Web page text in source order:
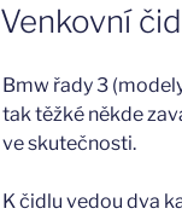
Venkovní
Bmw řady 3
tak těžké někde
ve skutečnosti.
K čidlu vedou dva